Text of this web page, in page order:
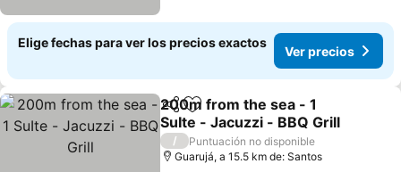
Elige fechas para ver los precios exactos
Ver precios
CompartirAgregar a favoritos
200m from the sea - 1
SuIte - Jacuzzi - BBQ Grill
Ver precios
/
Puntuación no disponible
Guarujá, a 15.5 km de: Santos